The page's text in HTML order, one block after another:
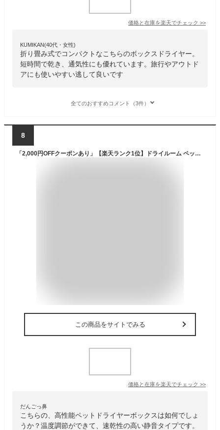
価格と在庫を楽天でチェック >>
KUMIKAN(40代・女性)
折り畳み式でコンパクトなこちらのボックスドライヤー。
短時間で乾き、通気性にも優れています。旅行やアウトド
アにも使いやすい逃して良いです
全てのおすすめコメント（3件）
8
「2,000円OFFクーポンあり」【楽天ランク1位】ドライルーム ペットドライヤー ボックス ペット ドライヤー ペット用ドライヤー ドライヤー 猫 ペット乾燥機 犬速乾 乾燥 自動ネロハウス 静音 温度調節 UV消毒 日本規格 PSE取得 65L多頭飼 【楽天ランク1位】
この商品をサイトでみる
価格と在庫を楽天でチェック >>
だんごっ鼻
こちらの、高性能ペットドライヤーボックスは如何でしょ
うか？温度調節ができて、速乾性の高い静音タイプです。